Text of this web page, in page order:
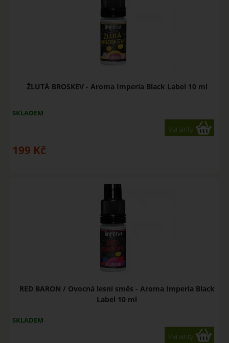
ŽLUTÁ BROSKEV - Aroma Imperia Black Label 10 ml
SKLADEM
Varianty
199 Kč
RED BARON / Ovocná lesní směs - Aroma Imperia Black
Label 10 ml
SKLADEM
Varianty